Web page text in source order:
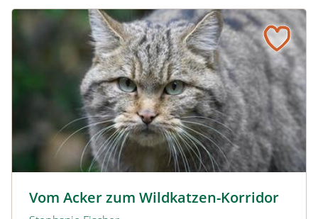
Vom Acker zum Wildkatzen-Korridor
Vom Acker zum Wildkatzen-Korridor